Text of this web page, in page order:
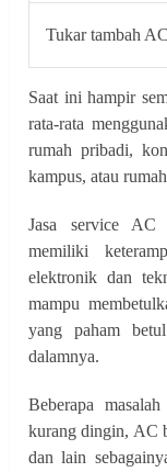
Tukar tambah AC
Saat ini hampir
rata-rata
rumah pribadi,
kampus, atau
Jasa service AC
memiliki
elektronik dan
mampu
yang paham
dalamnya.
Beberapa
kurang dingin, AC
dan lain